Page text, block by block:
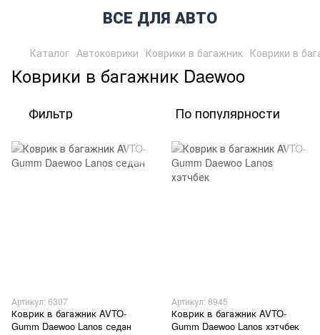
ВСЕ ДЛЯ АВТО
Каталог Автоковрики Коврики в багажник Коврики в
Коврики в багажник Daewoo
Фильтр По популярности
Артикул: 6307
Коврик в багажник AVTO-
Gumm Daewoo Lanos седан
Артикул: 8945
Коврик в багажник AVTO-
Gumm Daewoo Lanos хэтчбек